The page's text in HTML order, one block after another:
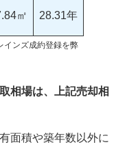
㎡ 28.31年
インズ成約登録を弊
相場は、上記売却相
面積や築年数以外に